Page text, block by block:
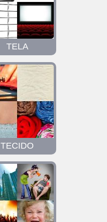
TELA
TECIDO